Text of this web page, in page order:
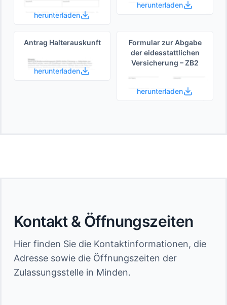
herunterladen
herunterladen
Antrag Halterauskunft
herunterladen
Formular zur Abgabe
der eides­stattlichen
Versicherung – ZB2
herunterladen
Kontakt & Öffnungszeiten
Hier finden Sie die Kontaktinformationen, die
Adresse sowie die Öffnungszeiten der
Zulassungsstelle in Minden.